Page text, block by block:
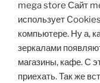
mega store Сайт
использует
компьютере. Ну а,
зеркалами
магазины, кафе. С
приехать. Так же